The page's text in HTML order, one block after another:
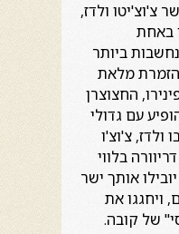
צ'וצ'יטו ולדז,
באחת
ביותר
מלאת
החצוצרן
עם גדולי
ולדז, צ'וצ'ו
בלווי
אותך ישר
ויחגגו את
של קובה.